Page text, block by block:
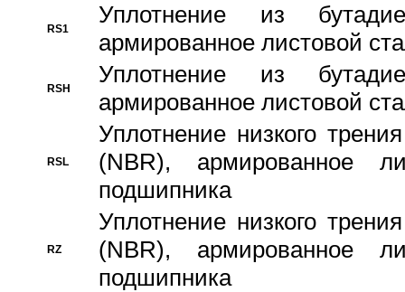
RS1
Уплотнение из
армированное листовой
RSH
Уплотнение из
армированное листовой
RSL
Уплотнение низкого
(NBR), армированное
подшипника
RZ
Уплотнение низкого
(NBR), армированное
подшипника